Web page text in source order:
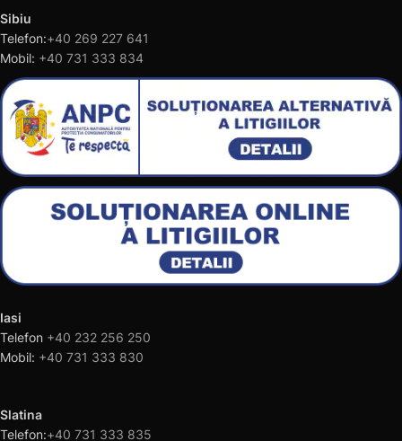
Sibiu
Telefon:+40 269 227 641
Mobil: +40 731 333 834
Iasi
Telefon +40 232 256 250
Mobil: +40 731 333 830
Slatina
Telefon:+40 731 333 835